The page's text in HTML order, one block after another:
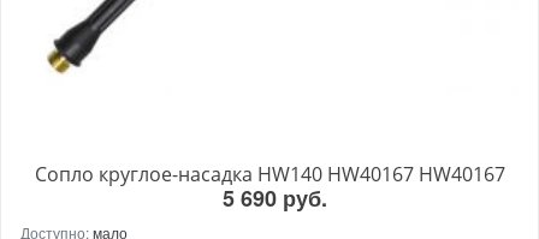
Сопло круглое-насадка HW140 HW40167 HW40167
5 690 руб.
Доступно:мало